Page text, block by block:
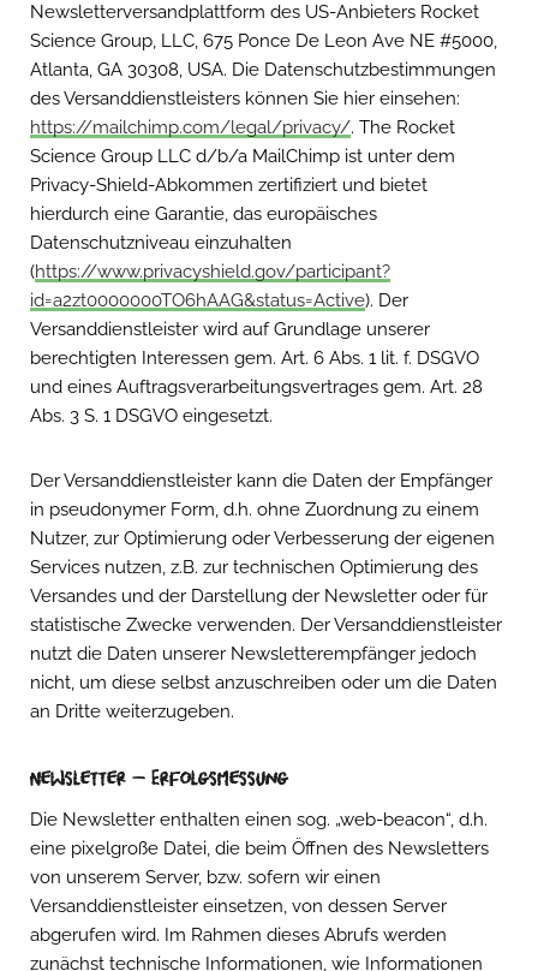
Newsletterversandplattform des US-Anbieters Rocket
Science Group, LLC, 675 Ponce De Leon Ave NE #5000,
Atlanta, GA 30308, USA. Die Datenschutzbestimmungen
des Versanddienstleisters können Sie hier einsehen:
https://mailchimp.com/legal/privacy/. The Rocket
Science Group LLC d/b/a MailChimp ist unter dem
Privacy-Shield-Abkommen zertifiziert und bietet
hierdurch eine Garantie, das europäisches
Datenschutzniveau einzuhalten
(https://www.privacyshield.gov/participant?
id=a2zt0000000TO6hAAG&status=Active). Der
Versanddienstleister wird auf Grundlage unserer
berechtigten Interessen gem. Art. 6 Abs. 1 lit. f. DSGVO
und eines Auftragsverarbeitungsvertrages gem. Art. 28
Abs. 3 S. 1 DSGVO eingesetzt.
Der Versanddienstleister kann die Daten der Empfänger
in pseudonymer Form, d.h. ohne Zuordnung zu einem
Nutzer, zur Optimierung oder Verbesserung der eigenen
Services nutzen, z.B. zur technischen Optimierung des
Versandes und der Darstellung der Newsletter oder für
statistische Zwecke verwenden. Der Versanddienstleister
nutzt die Daten unserer Newsletterempfänger jedoch
nicht, um diese selbst anzuschreiben oder um die Daten
an Dritte weiterzugeben.
Newsletter – Erfolgsmessung
Die Newsletter enthalten einen sog. „web-beacon“, d.h.
eine pixelgroße Datei, die beim Öffnen des Newsletters
von unserem Server, bzw. sofern wir einen
Versanddienstleister einsetzen, von dessen Server
abgerufen wird. Im Rahmen dieses Abrufs werden
zunächst technische Informationen, wie Informationen